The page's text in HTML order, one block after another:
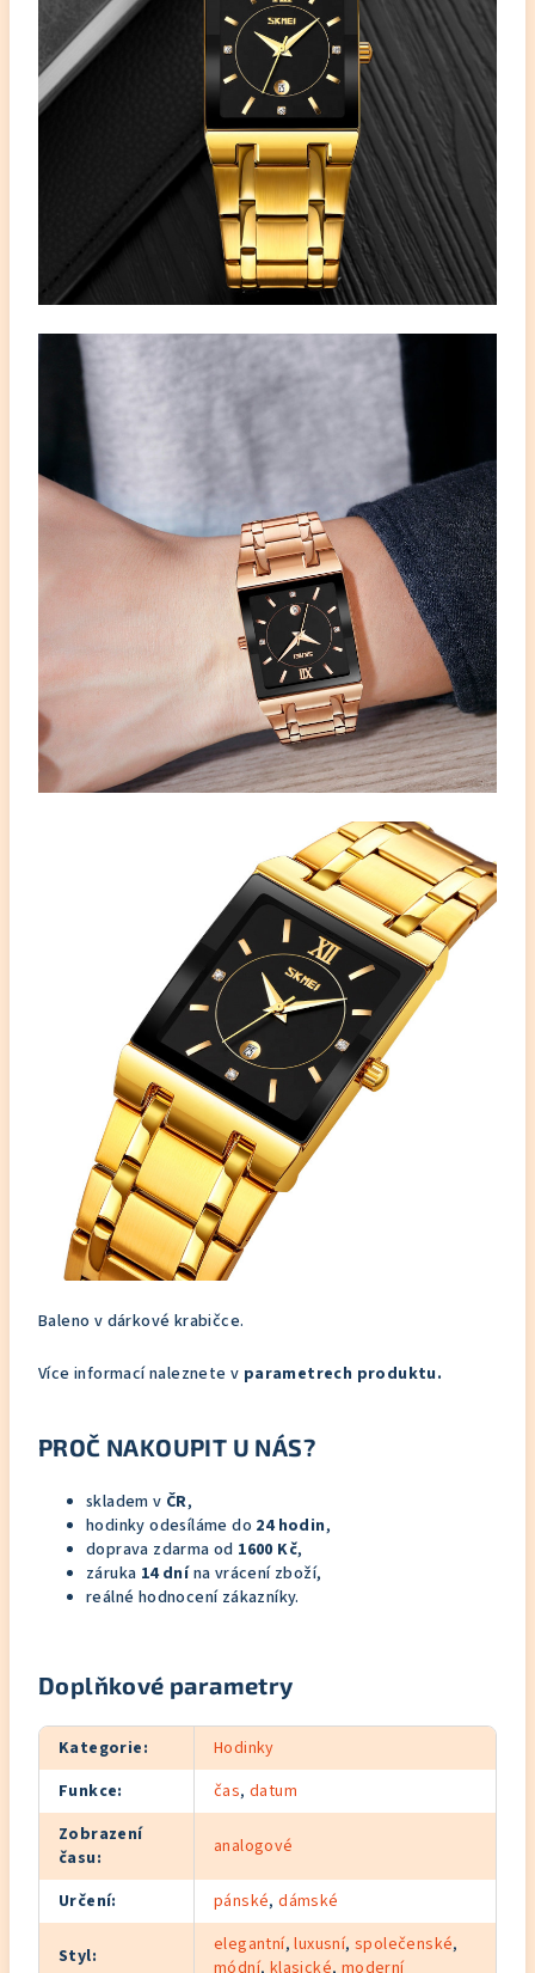
Baleno v dárkové krabičce.
Více informací naleznete v parametrech produktu.
PROČ NAKOUPIT U NÁS?
skladem v ČR,
hodinky odesíláme do 24 hodin,
doprava zdarma od 1600 Kč,
záruka 14 dnína vrácení zboží,
reálné hodnocení zákazníky.
Doplňkové parametry
Kategorie:
Hodinky
Funkce: čas,datum
Zobrazení
času: analogové
Určení: pánské,dámské
Styl: elegantní,luxusní,společenské,
módní, klasické, moderní